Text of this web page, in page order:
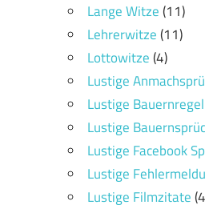
Lange Witze(11)
Lehrerwitze(11)
Lottowitze(4)
Lustige
Lustige
Lustige
Lustige Facebook
Lustige
Lustige Filmzitate